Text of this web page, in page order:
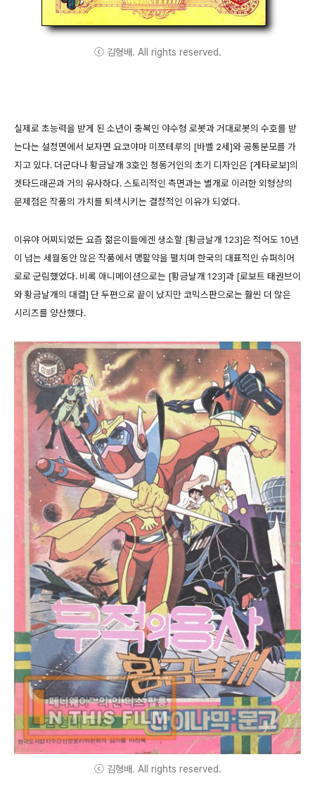
ⓒ 김형배. All rights reserved.
실제로 초능력을 받게 된 소년이 충복인 야수형 로봇과 거대로봇의 수호를 받
는다는 설정면에서 보자면 요코야마 미쯔테루의 [바벨 2세]와 공통분모를 가
지고 있다. 더군다나 황금날개 3호인 청동거인의 초기 디자인은 [게타로보]의
겟타드래곤과 거의 유사하다. 스토리적인 측면과는 별개로 이러한 외형상의
문제점은 작품의 가치를 퇴색시키는 결정적인 이유가 되었다.
이유야 어찌되었든 요즘 젊은이들에겐 생소할 [황금날개 123]은 적어도 10년
이 넘는 세월동안 많은 작품에서 맹활약을 펼치며 한국의 대표적인 슈퍼히어
로로 군림했었다. 비록 애니메이션으로는 [황금날개 123]과 [로보트 태권브이
와 황금날개의 대결] 단 두편으로 끝이 났지만 코믹스판으로는 훨씬 더 많은
시리즈를 양산했다.
ⓒ 김형배. All rights reserved.